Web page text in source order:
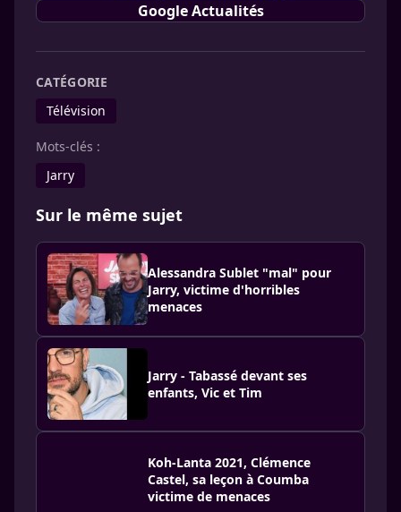
Google Actualités
CATÉGORIE
Télévision
Mots-clés :
Jarry
Sur le même sujet
Alessandra Sublet "mal" pour
Jarry, victime d'horribles
menaces
Jarry - Tabassé devant ses
enfants, Vic et Tim
Koh-Lanta 2021, Clémence
Castel, sa leçon à Coumba
victime de menaces